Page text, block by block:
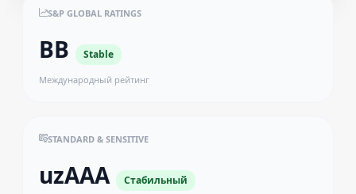
S&P GLOBAL RATINGS
BB Stable
Международный рейтинг
STANDARD & SENSITIVE
uzAAA Стабильный